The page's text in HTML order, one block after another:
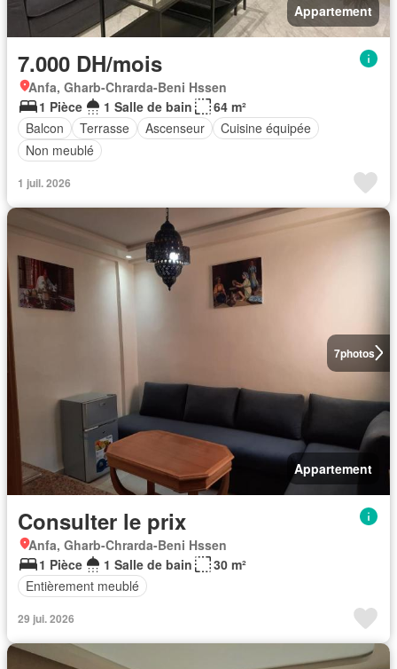
Appartement
7.000 DH/mois
Anfa, Gharb-Chrarda-Beni Hssen
1 Pièce
1 Salle de bain
64 m²
Balcon
Terrasse Ascenseur
Cuisine équipée
Non meublé
1 juil. 2026
7photos
Appartement
Consulter le prix
Anfa, Gharb-Chrarda-Beni Hssen
1 Pièce
1 Salle de bain
30 m²
Entièrement meublé
29 jui. 2026